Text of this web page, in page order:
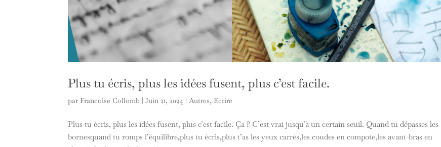
Plus tu écris, plus les idées fusent, plus c’est facile.
parFrancoise Collomb |Juin 21, 2024 |Autres,Ecrire
Plus tu écris, plus les idées fusent, plus c’est facile. Ça ? C’est vrai jusqu’à un certain seuil. Quand tu dépasses les
bornesquand tu romps l’équilibre,plus tu écris,plus t’as les yeux carrés,les coudes en compote,les avant-bras en